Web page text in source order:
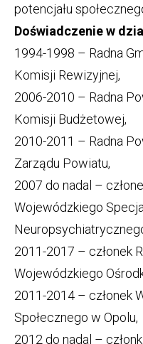
potencjału
Doświadczenie w
1994-1998 – Radna
Komisji Rewizyjnej,
2006-2010 – Radna
Komisji Budżetowej,
2010-2011 – Radna
Zarządu Powiatu,
2007 do nadal –
Wojewódzkiego
2011-2017 – członek
Wojewódzkiego
2011-2014 – członek
Społecznego w Opolu,
2012 do nadal –